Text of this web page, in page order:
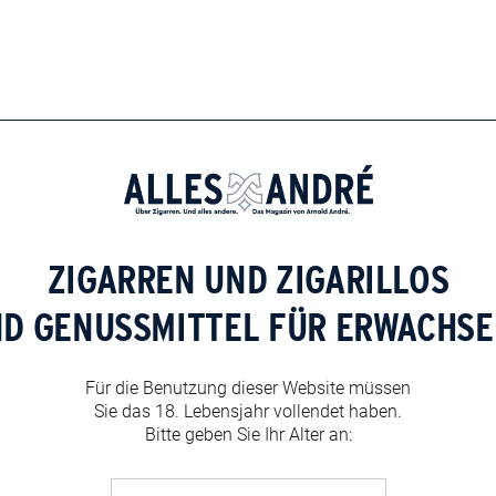
ZIGARREN UND ZIGARILLOS
GENUSSMITTEL FÜR
Für die Benutzung dieser Website müssen
Sie das 18. Lebensjahr vollendet haben.
Bitte geben Sie Ihr Alter an: